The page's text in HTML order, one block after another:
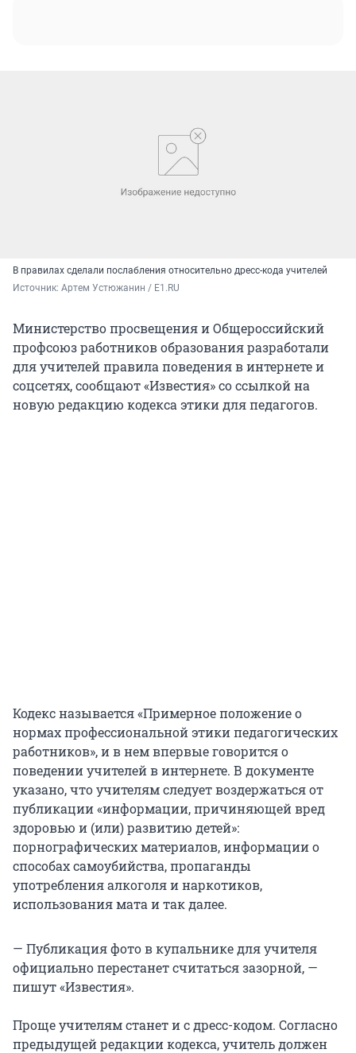
В правилах сделали послабления относительно дресс-кода учителей
Источник: Артем Устюжанин / Е1.RU
Министерство просвещения и Общероссийский
профсоюз работников образования разработали
для учителей правила поведения в интернете и
соцсетях, сообщают «Известия» со ссылкой на
новую редакцию кодекса этики для педагогов.
Кодекс называется «Примерное положение о
нормах профессиональной этики педагогических
работников», и в нем впервые говорится о
поведении учителей в интернете. В документе
указано, что учителям следует воздержаться от
публикации «информации, причиняющей вред
здоровью и (или) развитию детей»:
порнографических материалов, информации о
способах самоубийства, пропаганды
употребления алкоголя и наркотиков,
использования мата и так далее.
— Публикация фото в купальнике для учителя
официально перестанет считаться зазорной, —
пишут «Известия».
Проще учителям станет и с дресс-кодом. Согласно
предыдущей редакции кодекса, учитель должен